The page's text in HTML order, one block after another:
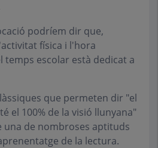
podríem dir que,
física i l'hora
temps escolar està dedicat a
que permeten dir "el
el 100% de la visió llunyana"
una de nombroses aptituds
de la lectura.